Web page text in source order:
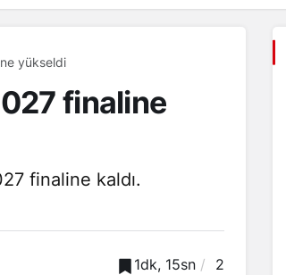
yükseldi
finaline
finaline kaldı.
1dk, 15sn 2